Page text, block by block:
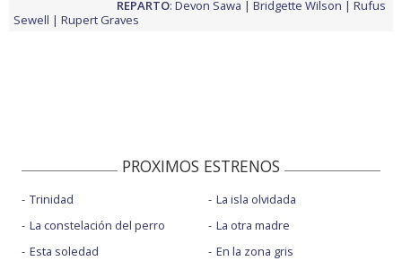
REPARTO: Devon Sawa Bridgette Wilson
Rufus
Sewell
Rupert Graves
PROXIMOS ESTRENOS
Trinidad
La constelación del perro
Esta soledad
La isla olvidada
La otra madre
En la zona gris